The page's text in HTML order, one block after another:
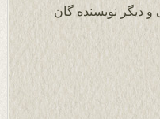
و دیگر نویسنده گان